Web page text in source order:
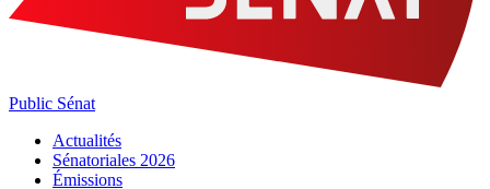
Public Sénat
Actualités
Sénatoriales 2026
Émissions